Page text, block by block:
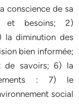
conscience de sa
et besoins; 2)
la diminution des
bien informée;
de savoirs; 6) la
: 7) le
social